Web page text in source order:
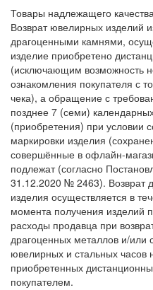
Товары надлежащего
Возврат ювелирных изделий
драгоценными камнями,
изделие приобретено
(исключающим возможность
ознакомления покупателя с
чека), а обращение с
позднее 7 (семи)
(приобретения) при условии
маркировки изделия
совершённые в офлайн-
подлежат (согласно
31.12.2020 № 2463). Возврат
изделия осуществляется в
момента получения изделий
расходы продавца при
драгоценных металлов и/
ювелирных и стальных часов
приобретенных
покупателем.